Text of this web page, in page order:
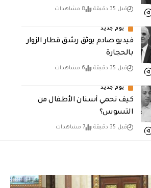
قبل 35 دقيقة 8 مشاهدات
يوم جديد
فيديو صادم يوثق رشق قطار الزوار
بالحجارة
قبل 35 دقيقة 6 مشاهدات
يوم جديد
كيف نحمي أسنان الأطفال من
التسوس؟
قبل 35 دقيقة 7 مشاهدات